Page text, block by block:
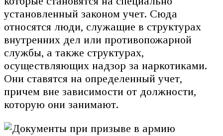
установленный законом учет. Сюда
относятся люди, служащие в структурах
внутренних дел или противопожарной
службы, а также структурах,
осуществляющих надзор за наркотиками.
Они ставятся на определенный учет,
причем вне зависимости от должности,
которую они занимают.